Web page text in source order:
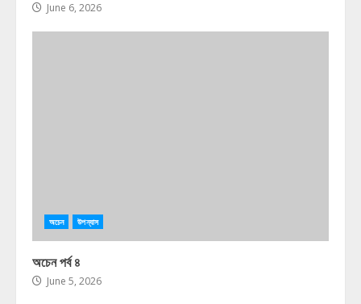
June 6, 2026
অচেন উপন্যাস
অচেন পর্ব ৪
June 5, 2026